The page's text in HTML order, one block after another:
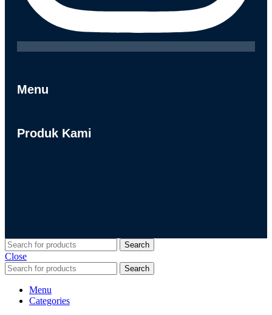
Menu
Produk Kami
Search
Close
Search
Menu
Categories